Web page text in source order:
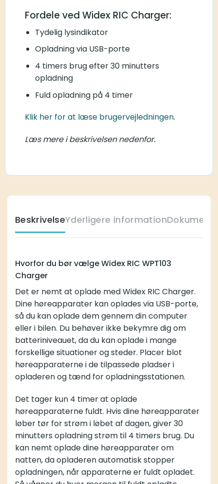
Fordele ved Widex RIC Charger:
Tydelig lysindikator
Opladning via USB-porte
4 timers brug efter 30 minutters
opladning
Fuld opladning på 4 timer
Klik her for at læse brugervejledningen.
Læs mere i beskrivelsen nedenfor.
BeskrivelseYderligere information
Hvorfor du bør vælge Widex RIC WPT103
Charger
Det er nemt at oplade med Widex RIC Charger.
Dine høreapparater kan oplades via USB-porte,
så du kan oplade dem gennem din computer
eller i bilen. Du behøver ikke bekymre dig om
batteriniveauet, da du kan oplade i mange
forskellige situationer og steder. Placer blot
høreapparaterne i de tilpassede pladser i
opladeren og tænd for opladningsstationen.
Det tager kun 4 timer at oplade
høreapparaterne fuldt. Hvis dine høreapparater
løber tør for strøm i løbet af dagen, giver 30
minutters opladning strøm til 4 timers brug. Du
kan nemt oplade dine høreapparater om
natten, da opladeren automatisk stopper
opladningen, når apparaterne er fuldt opladet.